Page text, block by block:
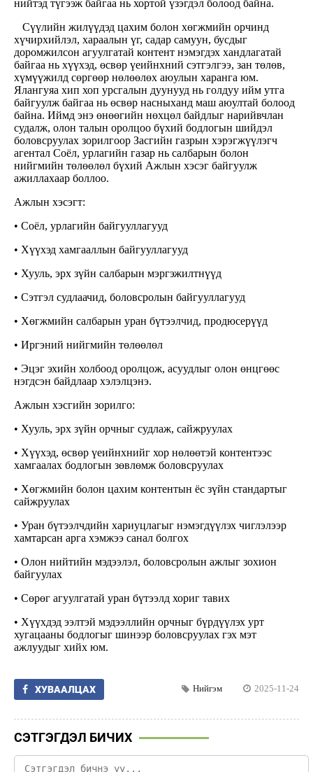
нийтэд түгээж байгаа нь хортой үзэгдэл болоод байна.
Сүүлийн жилүүдэд цахим болон хөгжмийн орчинд
хүчирхийлэл, хараалын үг, садар самуун, бусдыг
доромжилсон агуулгатай контент нэмэгдэх хандлагатай
байгаа нь хүүхэд, өсвөр үеийнхний сэтгэлгээ, зан төлөв,
хүмүүжилд сөргөөр нөлөөлөх аюулын харанга юм.
Ялангуяа хип хоп урсгалын дуунууд нь голдуу ийм утга
байгуулж байгаа нь өсвөр насныханд маш аюултай болоод
байна. Иймд энэ өнөөгийн нөхцөл байдлыг нарийвчлан
судалж, олон талын оролцоо бүхий бодлогын шийдэл
боловсруулах зорилгоор Засгийн газрын хэрэгжүүлэгч
агентал Соёл, урлагийн газар нь салбарын болон
нийгмийн төлөөлөл бүхий Ажлын хэсэг байгуулж
ажиллахаар боллоо.
Ажлын хэсэгт:
• Соёл, урлагийн байгууллагууд
• Хүүхэд хамгааллын байгууллагууд
• Хууль, эрх зүйн салбарын мэргэжилтнүүд
• Сэтгэл судлаачид, боловсролын байгууллагууд
• Хөгжмийн салбарын уран бүтээлчид, продюсерүүд
• Иргэний нийгмийн төлөөлөл
• Эцэг эхийн холбоод оролцож, асуудлыг олон өнцгөөс
нэгдсэн байдлаар хэлэлцэнэ.
Ажлын хэсгийн зорилго:
• Хууль, эрх зүйн орчныг судлаж, сайжруулах
• Хүүхэд, өсвөр үеийнхнийг хор нөлөөтэй контентээс
хамгаалах бодлогын зөвлөмж боловсруулах
• Хөгжмийн болон цахим контентын ёс зүйн стандартыг
сайжруулах
• Уран бүтээлчдийн хариуцлагыг нэмэгдүүлэх чиглэлээр
хамтарсан арга хэмжээ санал болгох
• Олон нийтийн мэдээлэл, боловсролын ажлыг зохион
байгуулах
• Сөрөг агуулгатай уран бүтээлд хориг тавих
• Хүүхдэд ээлтэй мэдээллийн орчныг бүрдүүлэх урт
хугацааны бодлогыг шинээр боловсруулах гэх мэт
ажлуудыг хийх юм.
ХУВААЛЦАХ Нийгэм 2025-11-24
СЭТГЭГДЭЛ БИЧИХ